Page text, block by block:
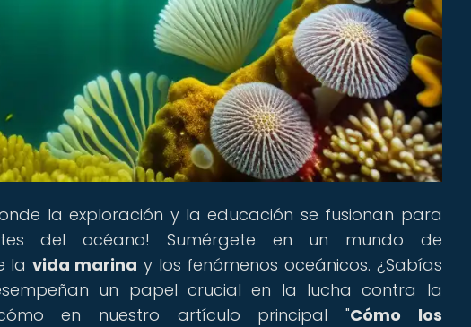
la exploración y la educación se fusionan para
del océano! Sumérgete en un mundo de
la vida marina y los fenómenos oceánicos. ¿Sabías
un papel crucial en la lucha contra la
en nuestro artículo principal "Cómo los